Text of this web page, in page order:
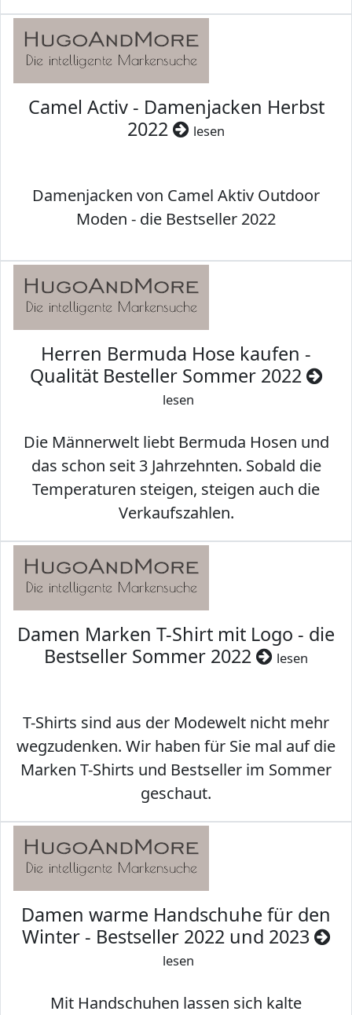
Camel Activ - Damenjacken Herbst
2022
lesen
Damenjacken von Camel Aktiv Outdoor
Moden - die Bestseller 2022
Herren Bermuda Hose kaufen -
Qualität Besteller Sommer 2022
lesen
Die Männerwelt liebt Bermuda Hosen und
das schon seit 3 Jahrzehnten. Sobald die
Temperaturen steigen, steigen auch die
Verkaufszahlen.
Damen Marken T-Shirt mit Logo - die
Bestseller Sommer 2022
lesen
T-Shirts sind aus der Modewelt nicht mehr
wegzudenken. Wir haben für Sie mal auf die
Marken T-Shirts und Bestseller im Sommer
geschaut.
Damen warme Handschuhe für den
Winter - Bestseller 2022 und 2023
lesen
Mit Handschuhen lassen sich kalte